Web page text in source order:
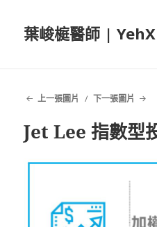
葉峻榳醫師 | YehX
上一張圖片 下一張圖片
Jet Lee 指數型